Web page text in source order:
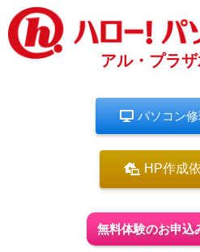
アル・プラ
パソコン
HP作成
無料体験のお申込